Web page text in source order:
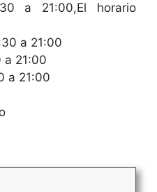
a 21:00,El horario
a 21:00
a 21:00
a 21:00